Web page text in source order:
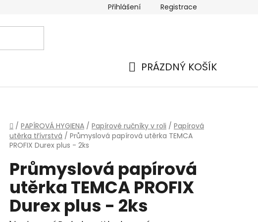
Náhradní plnění Moje objednávka
Přihlášení Registrace
PRÁZDNÝ KOŠÍK
Domů
/ PAPÍROVÁ HYGIENA / Papírové ručníky v roli / Papírová
utěrka třívrstvá / Průmyslová papírová utěrka TEMCA
PROFIX Durex plus - 2ks
Průmyslová papírová
utěrka TEMCA PROFIX
Durex plus - 2ks